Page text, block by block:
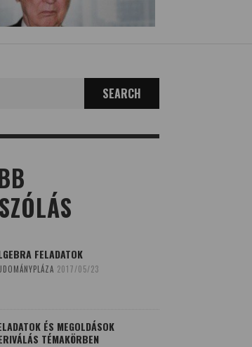
FELADATOK
2017/05/23
ÉS MEGOLDÁSOK
TÉMAKÖRBEN